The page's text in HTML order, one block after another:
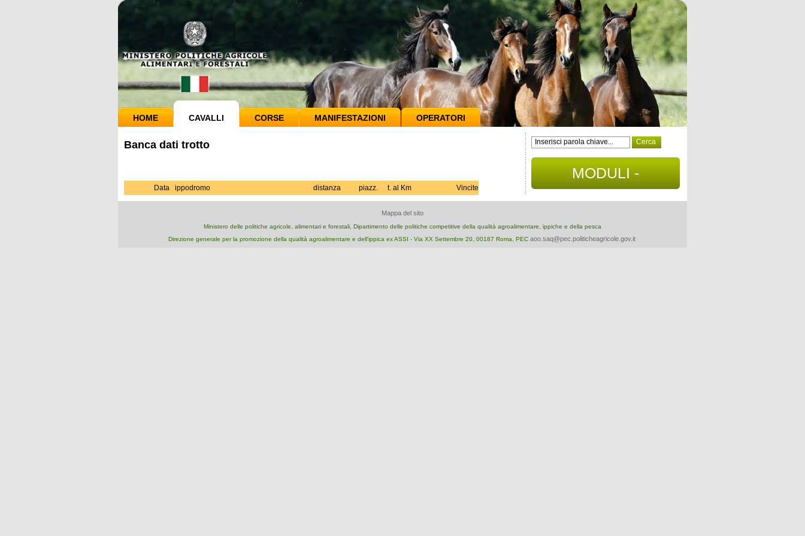
HOME CAVALLI CORSE MANIFESTAZIONI OPERATORI
Banca dati trotto
Data ippodromo distanza piazz. t. al Km Vincite
MODULI -
DOCUMENTI
Mappa del sito
Ministero delle politiche agricole, alimentari e forestali, Dipartimento delle politiche competitive della qualità agroalimentare, ippiche e della pesca
Direzione generale per la promozione della qualità agroalimentare e dell'ippica ex ASSI - Via XX Settembre 20, 00187 Roma, PEC aoo.saq@pec.politicheagricole.gov.it